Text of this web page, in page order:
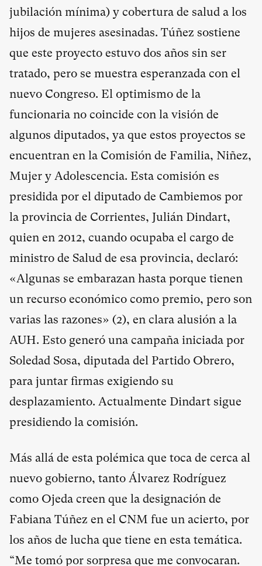
jubilación mínima) y cobertura de salud a los
hijos de mujeres asesinadas. Túñez sostiene
que este proyecto estuvo dos años sin ser
tratado, pero se muestra esperanzada con el
nuevo Congreso. El optimismo de la
funcionaria no coincide con la visión de
algunos diputados, ya que estos proyectos se
encuentran en la Comisión de Familia, Niñez,
Mujer y Adolescencia. Esta comisión es
presidida por el diputado de Cambiemos por
la provincia de Corrientes, Julián Dindart,
quien en 2012, cuando ocupaba el cargo de
ministro de Salud de esa provincia, declaró:
«Algunas se embarazan hasta porque tienen
un recurso económico como premio, pero son
varias las razones» (2), en clara alusión a la
AUH. Esto generó una campaña iniciada por
Soledad Sosa, diputada del Partido Obrero,
para juntar firmas exigiendo su
desplazamiento. Actualmente Dindart sigue
presidiendo la comisión.
Más allá de esta polémica que toca de cerca al
nuevo gobierno, tanto Álvarez Rodríguez
como Ojeda creen que la designación de
Fabiana Túñez en el CNM fue un acierto, por
los años de lucha que tiene en esta temática.
“Me tomó por sorpresa que me convocaran.